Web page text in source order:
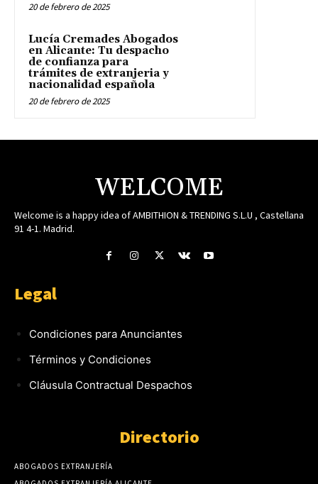
20 de febrero de 2025
Lucía Cremades Abogados
en Alicante: Tu despacho
de confianza para
trámites de extranjeria y
nacionalidad española
20 de febrero de 2025
WELCOME
Welcome is a happy idea of AMBITHION & TRENDING S.L.U , Castellana
91 4-1. Madrid.
Legal
Condiciones para Anunciantes
Términos y Condiciones
Cláusula Contractual Despachos
Directorio
ABOGADOS EXTRANJERÍA